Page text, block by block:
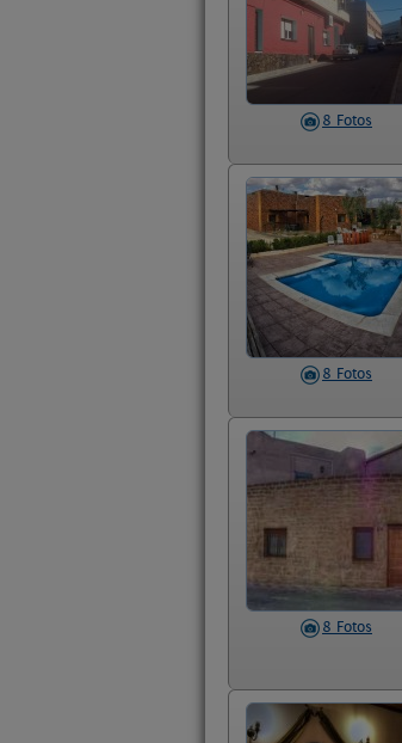
8 Fotos
8 Fotos
8 Fotos